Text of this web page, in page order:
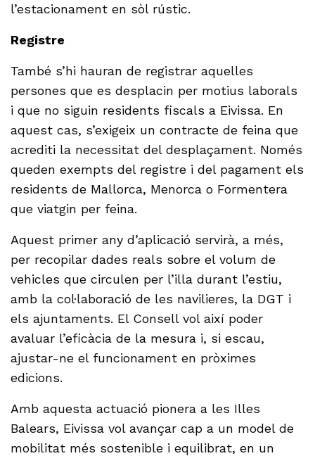
l’estacionament en sòl rústic.
Registre
També s’hi hauran de registrar aquelles
persones que es desplacin per motius laborals
i que no siguin residents fiscals a Eivissa. En
aquest cas, s’exigeix un contracte de feina que
acrediti la necessitat del desplaçament. Només
queden exempts del registre i del pagament els
residents de Mallorca, Menorca o Formentera
que viatgin per feina.
Aquest primer any d’aplicació servirà, a més,
per recopilar dades reals sobre el volum de
vehicles que circulen per l’illa durant l’estiu,
amb la col·laboració de les navilieres, la DGT i
els ajuntaments. El Consell vol així poder
avaluar l’eficàcia de la mesura i, si escau,
ajustar-ne el funcionament en pròximes
edicions.
Amb aquesta actuació pionera a les Illes
Balears, Eivissa vol avançar cap a un model de
mobilitat més sostenible i equilibrat, en un